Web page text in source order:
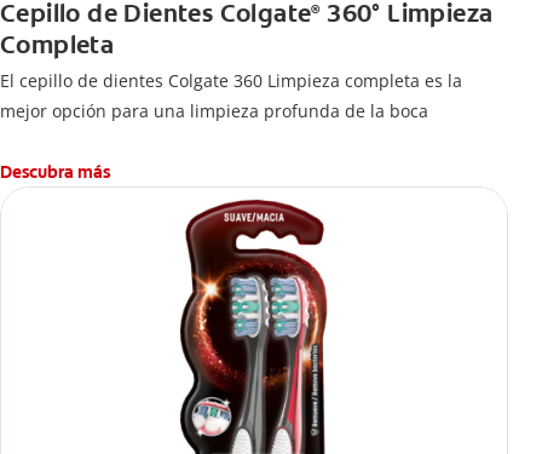
Cepillo de Dientes Colgate®360° Limpieza
Completa
El cepillo de dientes Colgate 360 Limpieza completa es la
mejor opción para una limpieza profunda de la boca
Descubra más